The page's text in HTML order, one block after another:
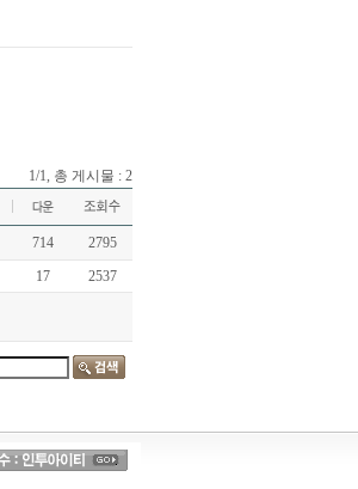
1/1, 총 게시물 : 2
714
2795
17 2537